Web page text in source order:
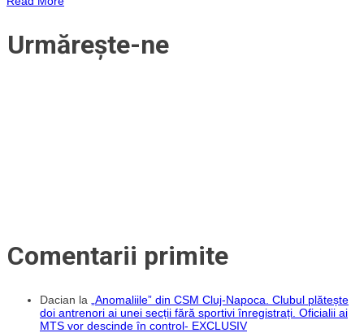
Urmărește-ne
Comentarii primite
Dacian la
„Anomaliile” din CSM Cluj-Napoca. Clubul plătește
doi antrenori ai unei secții fără sportivi înregistrați. Oficialii ai
MTS vor descinde în control- EXCLUSIV